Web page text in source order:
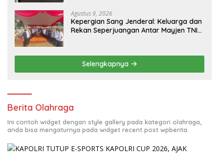
Agustus 9, 2026
Kepergian Sang Jenderal: Keluarga dan
Rekan Seperjuangan Antar Mayjen TNI
Selengkapnya
Berita Olahraga
Ini contoh widget dengan style gallery pada kategori olahraga,
anda bisa mengaturnya pada widget recent post wpberita.